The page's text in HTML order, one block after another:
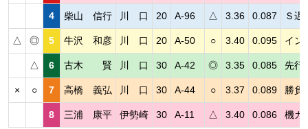
4 柴山 信行 川 口 20 A-96 △ 3.36 0.087 Ｓ遅
△ ◎ 5 牛沢 和彦 川 口 20 A-50 ○ 3.40 0.095 イン
△ 6 古木 賢 川 口 30 A-42 ◎ 3.35 0.085 先行
× ○ 7 高橋 義弘 川 口 30 A-44 ○ 3.37 0.089 勝負
8 三浦 康平 伊勢崎 30 A-11 △ 3.40 0.086 機カ